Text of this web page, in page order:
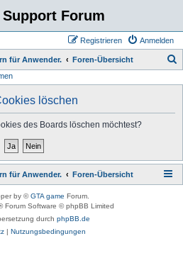
Forum
Anmelden
Registrieren
für Anwender. Foren-Übersicht
löschen
des Boards löschen möchtest?
für Anwender. Foren-Übersicht
by ©GTA game Forum.
Forum Software © phpBB Limited
durch phpBB.de
| Nutzungsbedingungen